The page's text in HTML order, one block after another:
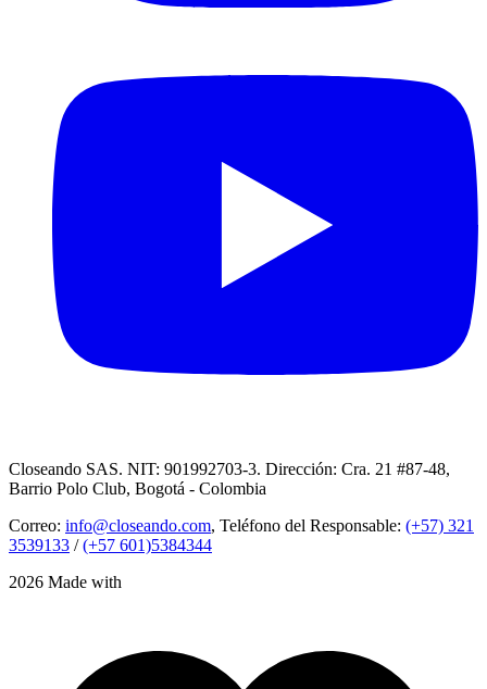
Closeando SAS. NIT: 901992703-3. Dirección: Cra. 21 #87-48,
Barrio Polo Club, Bogotá - Colombia
Correo: info@closeando.com, Teléfono del Responsable: (+57) 321
3539133 /(+57 601)5384344
2026 Made with